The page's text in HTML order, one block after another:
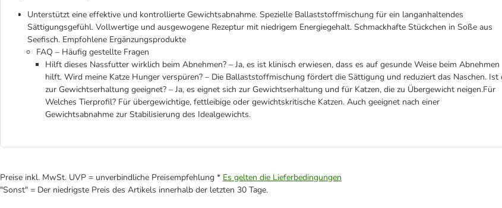
Unterstützt eine effektive und kontrollierte Gewichtsabnahme. Spezielle Ballaststoffmischung für ein langanhaltendes
Sättigungsgefühl. Vollwertige und ausgewogene Rezeptur mit niedrigem Energiegehalt. Schmackhafte Stückchen in Soße aus
Seefisch. Empfohlene Ergänzungsprodukte
FAQ – Häufig gestellte Fragen
Hilft dieses Nassfutter wirklich beim Abnehmen? – Ja, es ist klinisch erwiesen, dass es auf gesunde Weise beim Abnehmen
hilft. Wird meine Katze Hunger verspüren? – Die Ballaststoffmischung fördert die Sättigung und reduziert das Naschen. Ist
zur Gewichtserhaltung geeignet? – Ja, es eignet sich zur Gewichtserhaltung und für Katzen, die zu Übergewicht neigen.Für
Welches Tierprofil? Für übergewichtige, fettleibige oder gewichtskritische Katzen. Auch geeignet nach einer
Gewichtsabnahme zur Stabilisierung des Idealgewichts.
Preise inkl. MwSt. UVP = unverbindliche Preisempfehlung * Es gelten die Lieferbedingungen
"Sonst" = Der niedrigste Preis des Artikels innerhalb der letzten 30 Tage.